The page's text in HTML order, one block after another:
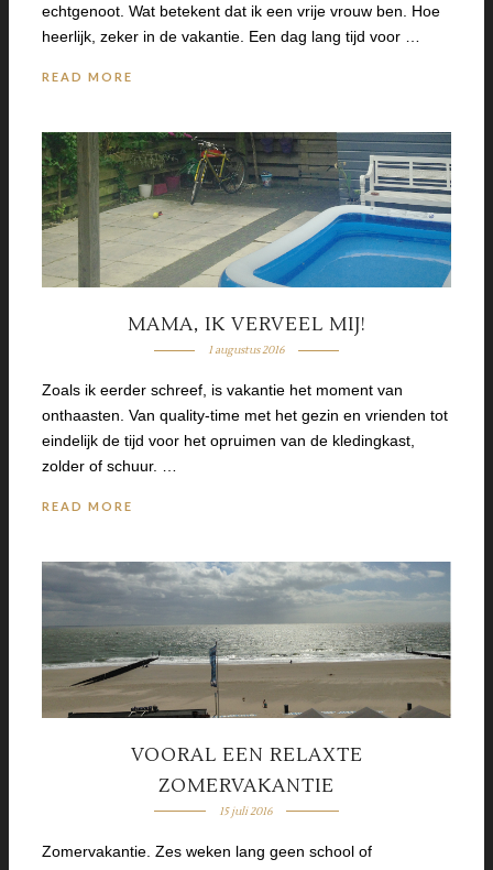
echtgenoot. Wat betekent dat ik een vrije vrouw ben. Hoe
heerlijk, zeker in de vakantie. Een dag lang tijd voor …
READ MORE
MAMA, IK VERVEEL MIJ!
1 augustus 2016
Zoals ik eerder schreef, is vakantie het moment van
onthaasten. Van quality-time met het gezin en vrienden tot
eindelijk de tijd voor het opruimen van de kledingkast,
zolder of schuur. …
READ MORE
VOORAL EEN RELAXTE
ZOMERVAKANTIE
15 juli 2016
Zomervakantie. Zes weken lang geen school of